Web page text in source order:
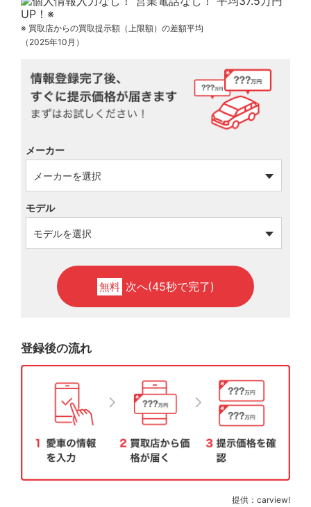
※ 買取店からの買取提示額（上限額）の差額平均
（2025年10月）
メーカー
モデル
無料 次へ(45秒で完了)
登録後の流れ
提供：carview!